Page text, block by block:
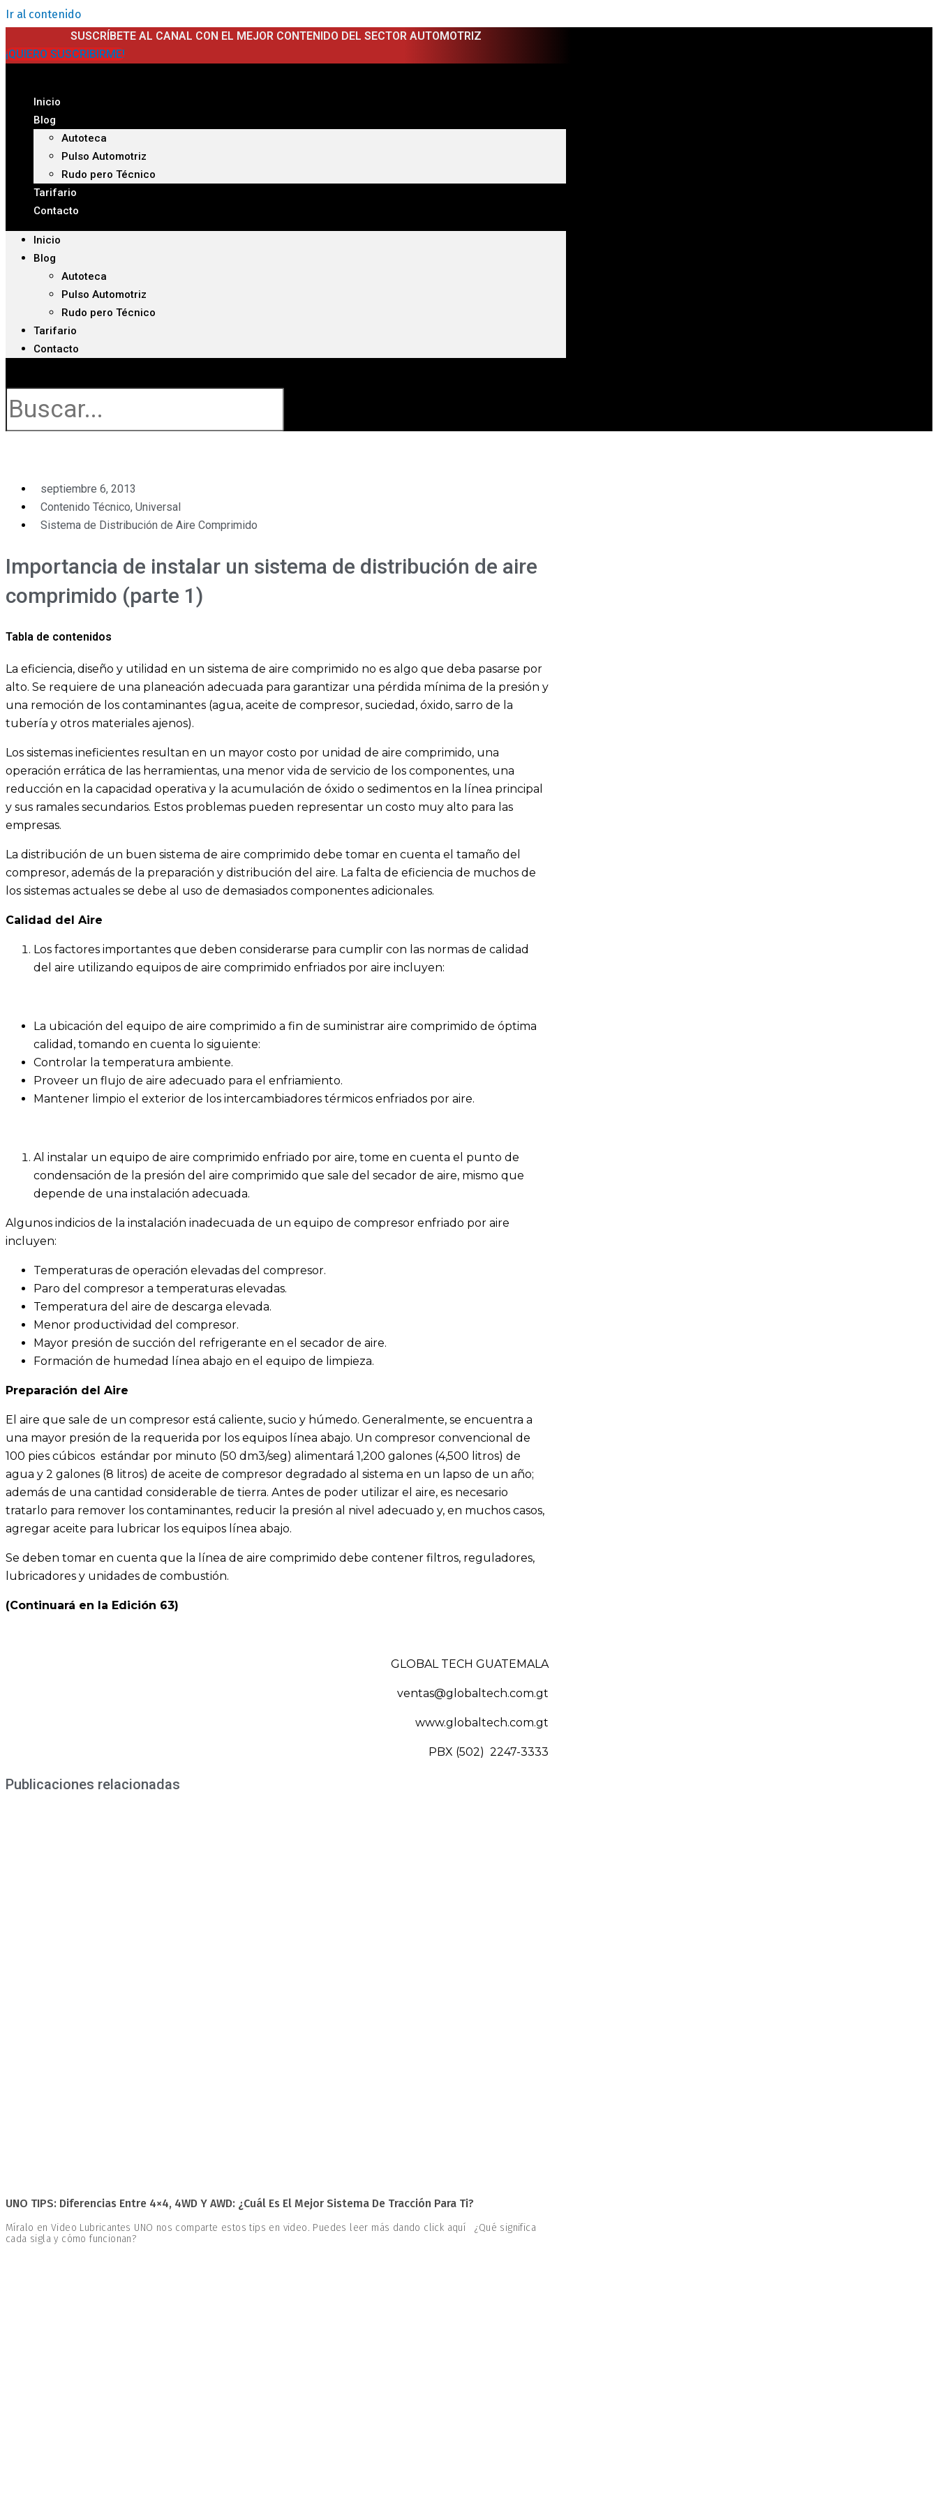
Ir al contenido
SUSCRÍBETE AL CANAL CON EL MEJOR CONTENIDO DEL SECTOR AUTOMOTRIZ
¡QUIERO SUSCRIBIRME!
Inicio
Blog
Autoteca
Pulso Automotriz
Rudo pero Técnico
Tarifario
Contacto
Inicio
Blog
Autoteca
Pulso Automotriz
Rudo pero Técnico
Tarifario
Contacto
septiembre 6, 2013
Contenido Técnico, Universal
Sistema de Distribución de Aire Comprimido
Importancia de instalar un sistema de distribución de aire
comprimido (parte 1)
Tabla de contenidos
La eficiencia, diseño y utilidad en un sistema de aire comprimido no es algo que deba pasarse por
alto. Se requiere de una planeación adecuada para garantizar una pérdida mínima de la presión y
una remoción de los contaminantes (agua, aceite de compresor, suciedad, óxido, sarro de la
tubería y otros materiales ajenos).
Los sistemas ineficientes resultan en un mayor costo por unidad de aire comprimido, una
operación errática de las herramientas, una menor vida de servicio de los componentes, una
reducción en la capacidad operativa y la acumulación de óxido o sedimentos en la línea principal
y sus ramales secundarios. Estos problemas pueden representar un costo muy alto para las
empresas.
La distribución de un buen sistema de aire comprimido debe tomar en cuenta el tamaño del
compresor, además de la preparación y distribución del aire. La falta de eficiencia de muchos de
los sistemas actuales se debe al uso de demasiados componentes adicionales.
Calidad del Aire
Los factores importantes que deben considerarse para cumplir con las normas de calidad
del aire utilizando equipos de aire comprimido enfriados por aire incluyen:
La ubicación del equipo de aire comprimido a fin de suministrar aire comprimido de óptima
calidad, tomando en cuenta lo siguiente:
Controlar la temperatura ambiente.
Proveer un flujo de aire adecuado para el enfriamiento.
Mantener limpio el exterior de los intercambiadores térmicos enfriados por aire.
Al instalar un equipo de aire comprimido enfriado por aire, tome en cuenta el punto de
condensación de la presión del aire comprimido que sale del secador de aire, mismo que
depende de una instalación adecuada.
Algunos indicios de la instalación inadecuada de un equipo de compresor enfriado por aire
incluyen:
Temperaturas de operación elevadas del compresor.
Paro del compresor a temperaturas elevadas.
Temperatura del aire de descarga elevada.
Menor productividad del compresor.
Mayor presión de succión del refrigerante en el secador de aire.
Formación de humedad línea abajo en el equipo de limpieza.
Preparación del Aire
El aire que sale de un compresor está caliente, sucio y húmedo. Generalmente, se encuentra a
una mayor presión de la requerida por los equipos línea abajo. Un compresor convencional de
100 pies cúbicos estándar por minuto (50 dm3/seg) alimentará 1,200 galones (4,500 litros) de
agua y 2 galones (8 litros) de aceite de compresor degradado al sistema en un lapso de un año;
además de una cantidad considerable de tierra. Antes de poder utilizar el aire, es necesario
tratarlo para remover los contaminantes, reducir la presión al nivel adecuado y, en muchos casos,
agregar aceite para lubricar los equipos línea abajo.
Se deben tomar en cuenta que la línea de aire comprimido debe contener filtros, reguladores,
lubricadores y unidades de combustión.
(Continuará en la Edición 63)
GLOBAL TECH GUATEMALA
ventas@globaltech.com.gt
www.globaltech.com.gt
PBX (502) 2247-3333
Publicaciones relacionadas
UNO TIPS: Diferencias Entre 4×4, 4WD Y AWD: ¿Cuál Es El Mejor Sistema De Tracción Para Ti?
Míralo en Video Lubricantes UNO nos comparte estos tips en video. Puedes leer más dando click aquí ¿Qué significa
cada sigla y cómo funcionan?